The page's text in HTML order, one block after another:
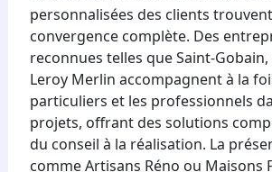
personnalisées des clients
convergence complète. Des
reconnues telles que Saint-
Leroy Merlin accompagnent à la
particuliers et les professionnels
projets, offrant des solutions
du conseil à la réalisation. La
comme Artisans Réno ou Maisons